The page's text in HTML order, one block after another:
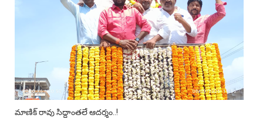
మాణిక్ రావు సిద్దాంతలే ఆదర్శం..!